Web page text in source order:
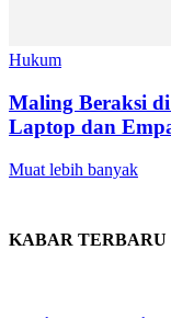
Hukum
Maling Beraksi
Laptop dan
Muat lebih banyak
KABAR TERBARU